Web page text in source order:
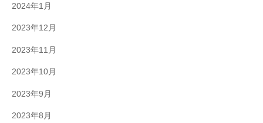
2024年1月
2023年12月
2023年11月
2023年10月
2023年9月
2023年8月